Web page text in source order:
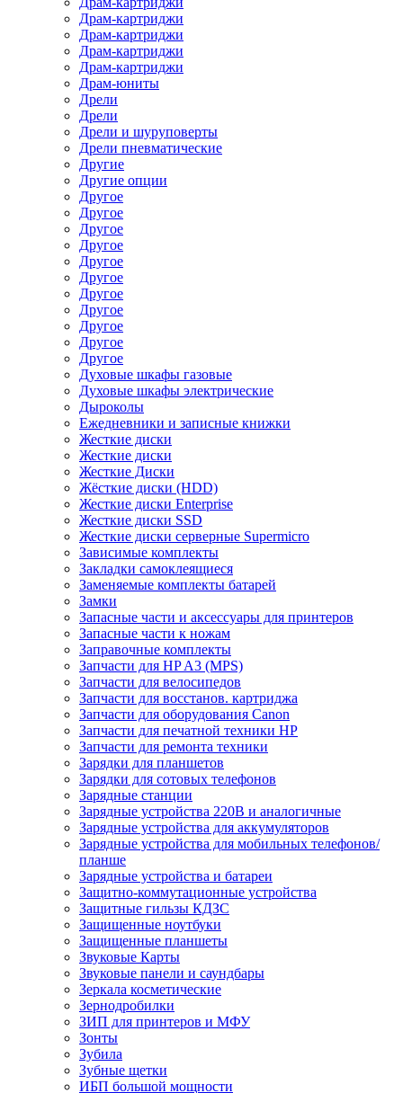
Драм-картриджи
Драм-картриджи
Драм-картриджи
Драм-картриджи
Драм-юниты
Дрели
Дрели
Дрели и шуруповерты
Дрели пневматические
Другие
Другие опции
Другое
Другое
Другое
Другое
Другое
Другое
Другое
Другое
Другое
Другое
Другое
Духовые шкафы газовые
Духовые шкафы электрические
Дыроколы
Ежедневники и записные книжки
Жесткие диски
Жесткие диски
Жесткие Диски
Жёсткие диски (HDD)
Жесткие диски Enterprise
Жесткие диски SSD
Жесткие диски серверные Supermicro
Зависимые комплекты
Закладки самоклеящиеся
Заменяемые комплекты батарей
Замки
Запасные части и аксессуары для принтеров
Запасные части к ножам
Заправочные комплекты
Запчасти для HP A3 (MPS)
Запчасти для велосипедов
Запчасти для восстанов. картриджа
Запчасти для оборудования Canon
Запчасти для печатной техники HP
Запчасти для ремонта техники
Зарядки для планшетов
Зарядки для сотовых телефонов
Зарядные станции
Зарядные устройства 220В и аналогичные
Зарядные устройства для аккумуляторов
Зарядные устройства для мобильных телефонов/
планше
Зарядные устройства и батареи
Защитно-коммутационные устройства
Защитные гильзы КДЗС
Защищенные ноутбуки
Защищенные планшеты
Звуковые Карты
Звуковые панели и саундбары
Зеркала косметические
Зернодробилки
ЗИП для принтеров и МФУ
Зонты
Зубила
Зубные щетки
ИБП большой мощности